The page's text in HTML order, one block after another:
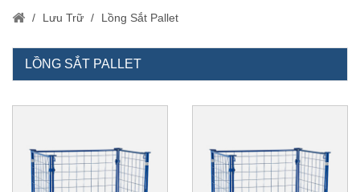
/ Lưu Trữ / Lồng Sắt Pallet
LỒNG SẮT PALLET